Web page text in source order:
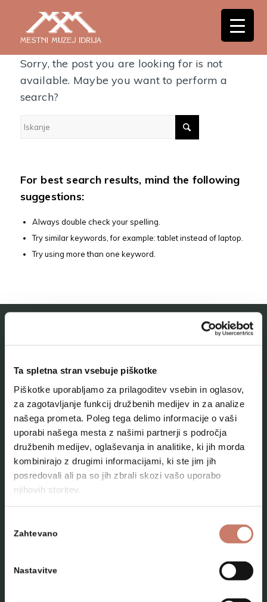
Ta spletna stran vsebuje piškotke
Piškotke uporabljamo za prilagoditev vsebin in oglasov,
za zagotavljanje funkcij družbenih medijev in za analize
našega prometa. Poleg tega delimo informacije o vaši
uporabi našega mesta z našimi partnerji s področja
družbenih medijev, oglaševanja in analitike, ki jih morda
kombinirajo z drugimi informacijami, ki ste jim jih
posredovali ali pa so jih zbrali skozi vašo uporabo
njihovih storitev.
soglasja
Zahtevano
Nastavitve
Nothing Found
Sorry, the post you are looking for is not
available. Maybe you want to perform a
search?
For best search results, mind the following
suggestions:
Always double check your spelling.
Try similar keywords, for example: tablet instead of laptop.
Try using more than one keyword.
O muzeju
Naše zbirke
Aktualno
Kontakt